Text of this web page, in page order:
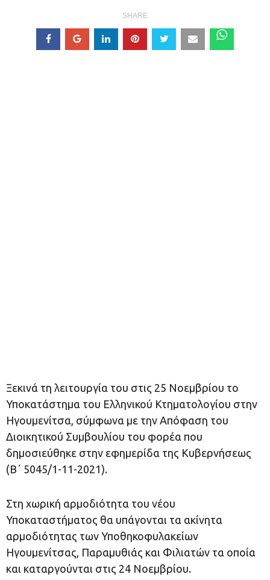
SHARE
Ξεκινά τη λειτουργία του στις 25 Νοεμβρίου το
Υποκατάστημα του Ελληνικού Κτηματολογίου στην
Ηγουμενίτσα, σύμφωνα με την Απόφαση του
Διοικητικού Συμβουλίου του φορέα που
δημοσιεύθηκε στην εφημερίδα της Κυβερνήσεως
(Β΄ 5045/1-11-2021).
Στη χωρική αρμοδιότητα του νέου
Υποκαταστήματος θα υπάγονται τα ακίνητα
αρμοδιότητας των Υποθηκοφυλακείων
Ηγουμενίτσας, Παραμυθιάς και Φιλιατών τα οποία
και καταργούνται στις 24 Νοεμβρίου.